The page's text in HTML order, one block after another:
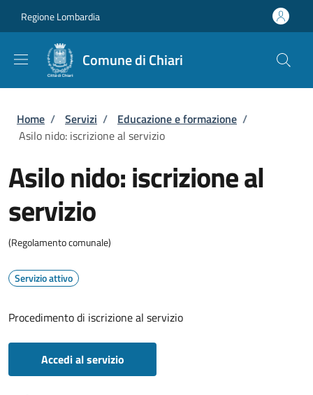
Regione Lombardia
Comune di Chiari
Briciole di pane
Home / Servizi / Educazione e formazione /
Asilo nido: iscrizione al servizio
Asilo nido: iscrizione al
servizio
(Regolamento comunale)
Servizio attivo
Procedimento di iscrizione al servizio
Accedi al servizio